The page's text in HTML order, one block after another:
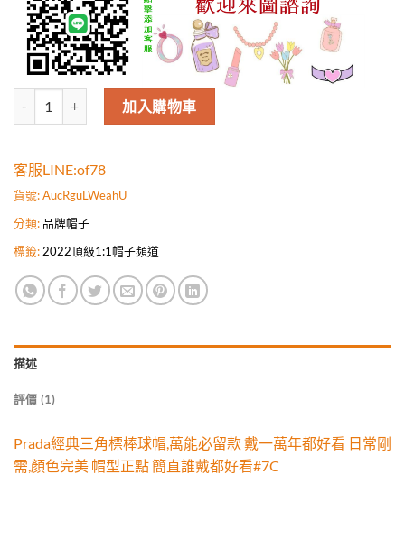
高仿Prada經典三角標棒球帽,萬能必留款 戴一萬年都好看 日常剛需,
加入購物車
客服LINE:of78
貨號:AucRguLWeahU
分類: 品牌帽子
標籤: 2022頂級1:1帽子頻道
描述
評價 (1)
Prada經典三角標棒球帽,萬能必留款 戴一萬年都好看 日常剛
需,顏色完美 帽型正點 簡直誰戴都好看#7C